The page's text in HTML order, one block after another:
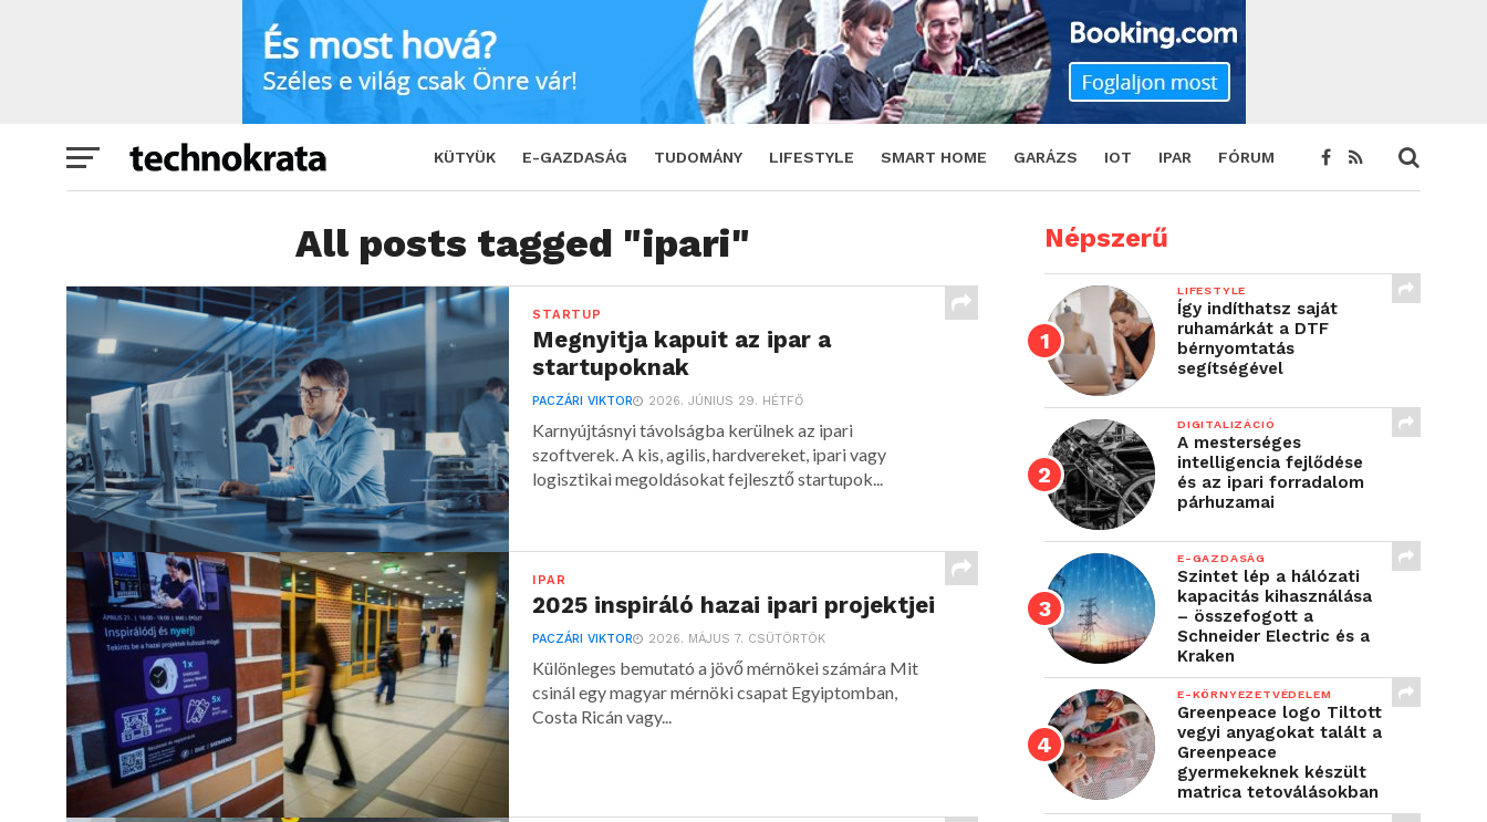
KÜTYÜK E-GAZDASÁG TUDOMÁNY LIFESTYLE SMART HOME GARÁZS IOT IPAR FÓRUM
All posts tagged "ipari"
STARTUP
Megnyitja kapuit az ipar a
startupoknak
PACZÁRI VIKTOR 2026. JÚNIUS 29. HÉTFŐ
Karnyújtásnyi távolságba kerülnek az ipari
szoftverek. A kis, agilis, hardvereket, ipari vagy
logisztikai megoldásokat fejlesztő startupok...
IPAR
2025 inspiráló hazai ipari projektjei
PACZÁRI VIKTOR 2026. MÁJUS 7. CSÜTÖRTÖK
Különleges bemutató a jövő mérnökei számára Mit
csinál egy magyar mérnöki csapat Egyiptomban,
Costa Ricán vagy...
Népszerű
LIFESTYLE
Így indíthatsz saját
ruhamárkát a DTF
bérnyomtatás
segítségével
DIGITALIZÁCIÓ
A mesterséges
intelligencia fejlődése
és az ipari forradalom
párhuzamai
E-GAZDASÁG
Szintet lép a hálózati
kapacitás kihasználása
– összefogott a
Schneider Electric és a
Kraken
E-KÖRNYEZETVÉDELEM
Greenpeace logo Tiltott
vegyi anyagokat talált a
Greenpeace
gyermekeknek készült
matrica tetoválásokban